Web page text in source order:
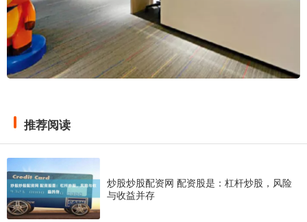
推荐阅读
炒股炒股配资网 配资股是：杠杆炒股，风险
与收益并存